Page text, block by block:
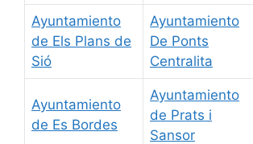
Ayuntamiento
de Els Plans de
Sió
Ayuntamiento
De Ponts
Centralita
Ayuntamiento
de Es Bordes
Ayuntamiento
de Prats i
Sansor